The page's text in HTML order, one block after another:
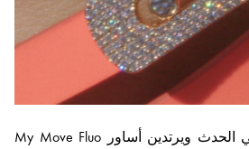
لاث مؤثرات يشاركن في الحدث ويرتدين أساور My Move Fluo